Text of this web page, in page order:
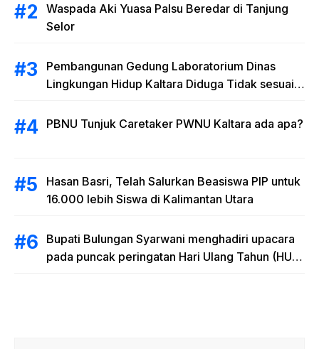
Waspada Aki Yuasa Palsu Beredar di Tanjung
Selor
Pembangunan Gedung Laboratorium Dinas
Lingkungan Hidup Kaltara Diduga Tidak sesuai
PBNU Tunjuk Caretaker PWNU Kaltara ada apa?
Hasan Basri, Telah Salurkan Beasiswa PIP untuk
16.000 lebih Siswa di Kalimantan Utara
Bupati Bulungan Syarwani menghadiri upacara
pada puncak peringatan Hari Ulang Tahun (HUT)